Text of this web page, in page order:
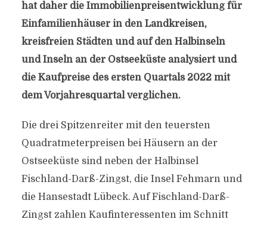
hat daher die Immobilienpreisentwicklung für
Einfamilienhäuser in den Landkreisen,
kreisfreien Städten und auf den Halbinseln
und Inseln an der Ostseeküste analysiert und
die Kaufpreise des ersten Quartals 2022 mit
dem Vorjahresquartal verglichen.
Die drei Spitzenreiter mit den teuersten
Quadratmeterpreisen bei Häusern an der
Ostseeküste sind neben der Halbinsel
Fischland-Darß-Zingst, die Insel Fehmarn und
die Hansestadt Lübeck. Auf Fischland-Darß-
Zingst zahlen Kaufinteressenten im Schnitt